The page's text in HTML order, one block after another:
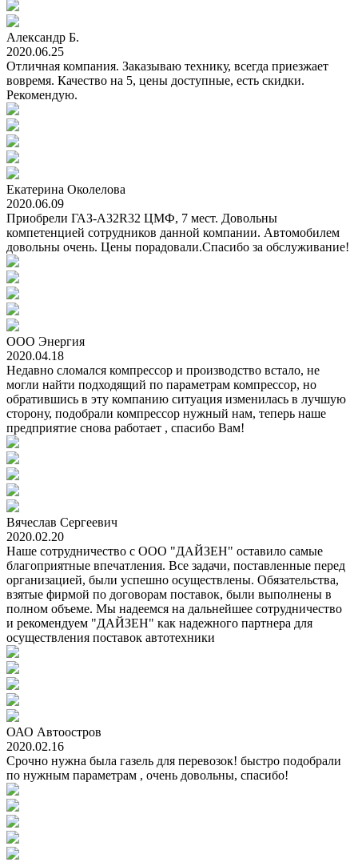
Александр Б.
2020.06.25
Отличная компания. Заказываю технику, всегда приезжает
вовремя. Качество на 5, цены доступные, есть скидки.
Рекомендую.
Екатерина Околелова
2020.06.09
Приобрели ГАЗ-А32R32 ЦМФ, 7 мест. Довольны
компетенцией сотрудников данной компании. Автомобилем
довольны очень. Цены порадовали.Спасибо за обслуживание!
ООО Энергия
2020.04.18
Недавно сломался компрессор и производство встало, не
могли найти подходящий по параметрам компрессор, но
обратившись в эту компанию ситуация изменилась в лучшую
сторону, подобрали компрессор нужный нам, теперь наше
предприятие снова работает , спасибо Вам!
Вячеслав Сергеевич
2020.02.20
Наше сотрудничество с ООО "ДАЙЗЕН" оставило самые
благоприятные впечатления. Все задачи, поставленные перед
организацией, были успешно осуществлены. Обязательства,
взятые фирмой по договорам поставок, были выполнены в
полном объеме. Мы надеемся на дальнейшее сотрудничество
и рекомендуем "ДАЙЗЕН" как надежного партнера для
осуществления поставок автотехники
ОАО Автоостров
2020.02.16
Срочно нужна была газель для перевозок! быстро подобрали
по нужным параметрам , очень довольны, спасибо!